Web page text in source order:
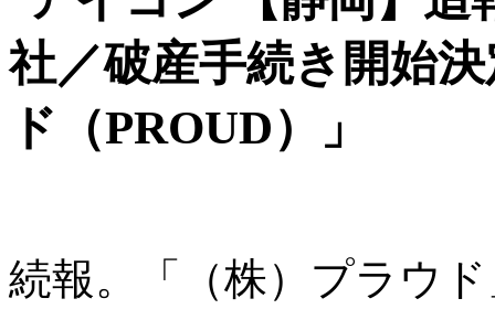
社／破産手続き開始
ド（PROUD）」
続報。「（株）プラウ